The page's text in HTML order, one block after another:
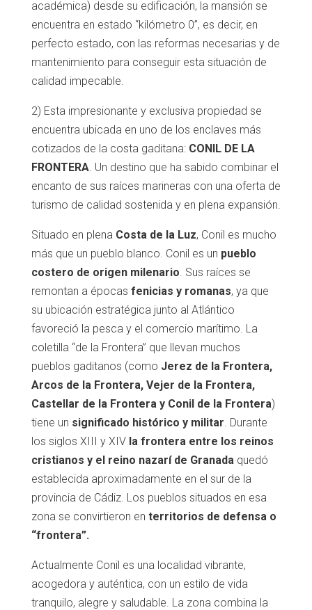
académica) desde su edificación, la mansión se
encuentra en estado “kilómetro 0”, es decir, en
perfecto estado, con las reformas necesarias y de
mantenimiento para conseguir esta situación de
calidad impecable.
2) Esta impresionante y exclusiva propiedad se
encuentra ubicada en uno de los enclaves más
cotizados de la costa gaditana: CONIL DE LA
FRONTERA . Un destino que ha sabido combinar el
encanto de sus raíces marineras con una oferta de
turismo de calidad sostenida y en plena expansión.
Situado en plena Costa de la Luz, Conil es mucho
más que un pueblo blanco. Conil es un pueblo
costero de origen milenario . Sus raíces se
remontan a épocas fenicias y romanas, ya que
su ubicación estratégica junto al Atlántico
favoreció la pesca y el comercio marítimo. La
coletilla “de la Frontera” que llevan muchos
pueblos gaditanos (como Jerez de la Frontera,
Arcos de la Frontera, Vejer de la Frontera,
Castellar de la Frontera y Conil de la Frontera)
tiene un significado histórico y militar . Durante
los siglos XIII y XIV la frontera entre los reinos
cristianos y el reino nazarí de Granada quedó
establecida aproximadamente en el sur de la
provincia de Cádiz. Los pueblos situados en esa
zona se convirtieron en territorios de defensa o
“frontera”.
Actualmente Conil es una localidad vibrante,
acogedora y auténtica, con un estilo de vida
tranquilo, alegre y saludable. La zona combina la